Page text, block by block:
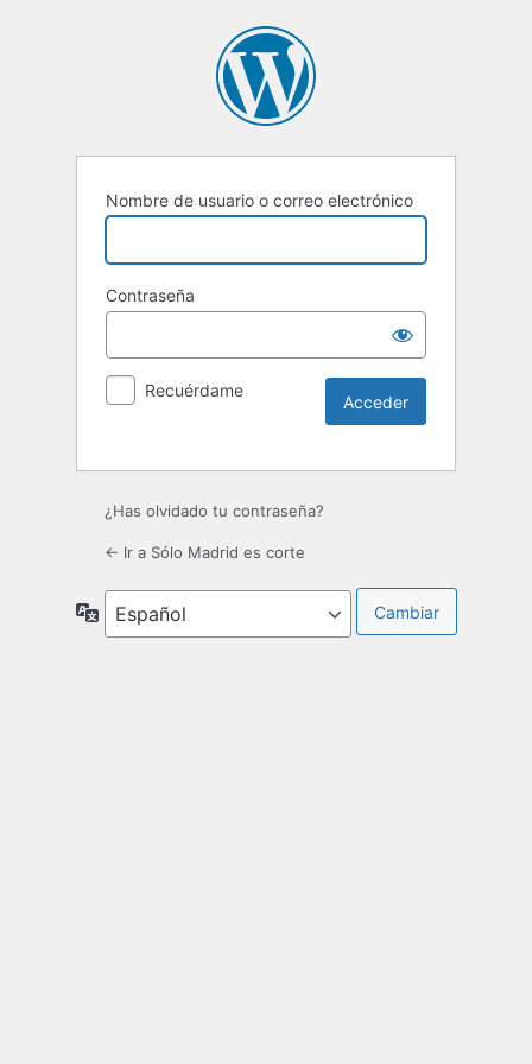
Nombre de usuario o correo electrónico
Contraseña
Recuérdame
¿Has olvidado tu contraseña?
← Ir a Sólo Madrid es corte
Idioma